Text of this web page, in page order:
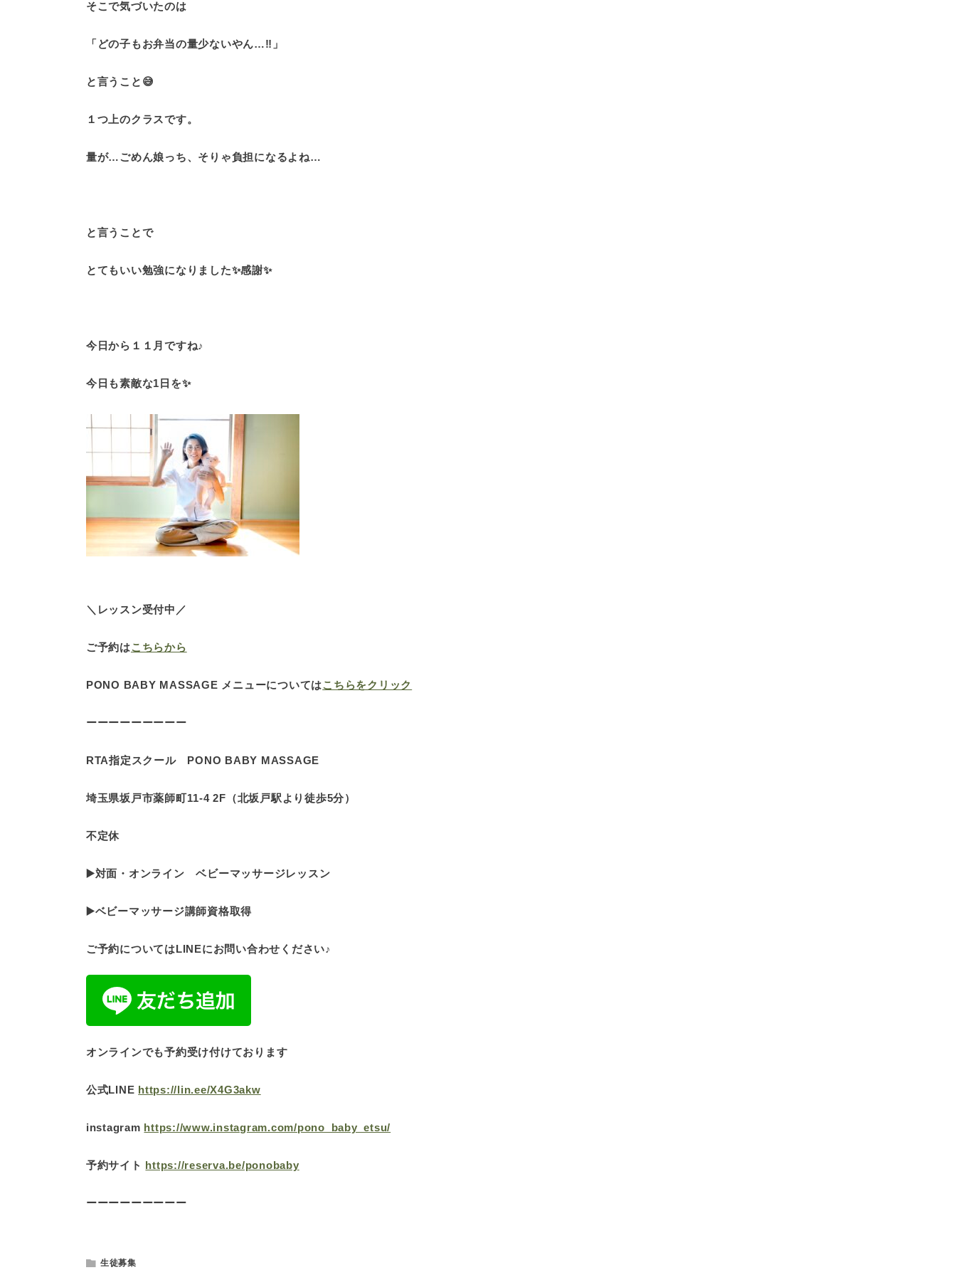
そこで気づいたのは
「どの子もお弁当の量少ないやん…‼️」
と言うこと😅
１つ上のクラスです。
量が…ごめん娘っち、そりゃ負担になるよね…
と言うことで
とてもいい勉強になりました✨感謝✨
今日から１１月ですね♪
今日も素敵な1日を✨
＼レッスン受付中／
ご予約はこちらから
PONO BABY MASSAGE メニューについてはこちらをクリック
ーーーーーーーーー
RTA指定スクール PONO BABY MASSAGE
埼玉県坂戸市薬師町11-4 2F（北坂戸駅より徒歩5分）
不定休
▶️対面・オンライン ベビーマッサージレッスン
▶️ベビーマッサージ講師資格取得
ご予約についてはLINEにお問い合わせください♪
オンラインでも予約受け付けております
公式LINE https://lin.ee/X4G3akw
instagram https://www.instagram.com/pono_baby_etsu/
予約サイト https://reserva.be/ponobaby
ーーーーーーーーー
生徒募集